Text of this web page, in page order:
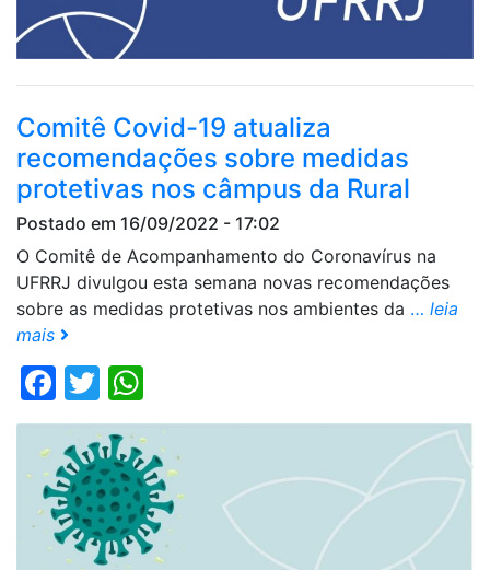
Comitê Covid-19 atualiza
recomendações sobre medidas
protetivas nos câmpus da Rural
Postado em 16/09/2022 - 17:02
O Comitê de Acompanhamento do Coronavírus na
UFRRJ divulgou esta semana novas recomendações
sobre as medidas protetivas nos ambientes da … leia
mais
Facebook
Twitter